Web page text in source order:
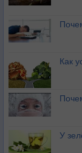
Как
У